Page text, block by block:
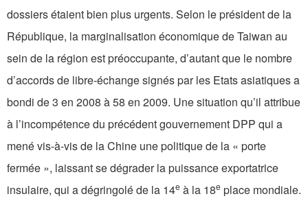
dossiers étaient bien plus urgents. Selon le président de la
République, la marginalisation économique de Taiwan au
sein de la région est préoccupante, d’autant que le nombre
d’accords de libre-échange signés par les Etats asiatiques a
bondi de 3 en 2008 à 58 en 2009. Une situation qu’il attribue
à l’incompétence du précédent gouvernement DPP qui a
mené vis-à-vis de la Chine une politique de la « porte
fermée », laissant se dégrader la puissance exportatrice
insulaire, qui a dégringolé de la 14e à la 18e place mondiale.